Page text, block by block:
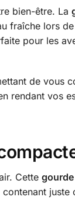
bien-être. La
fraîche lors
pour les
de vous
rendant vos
Cette